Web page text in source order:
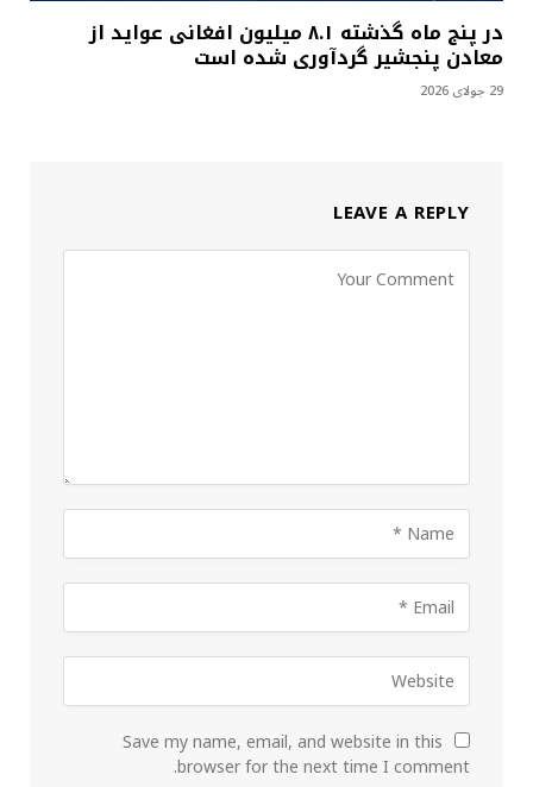
در پنج ماه گذشته ۸.۱ میلیون افغانی عواید از
معادن پنجشیر گردآوری شده است
29 جولای 2026
LEAVE A REPLY
Save my name, email, and website in this
browser for the next time I comment.